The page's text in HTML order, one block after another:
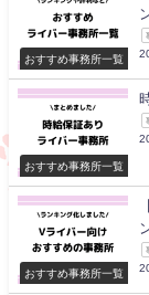
おすすめ事務所一覧
おすすめ事務所一覧
おすすめ事務所一覧